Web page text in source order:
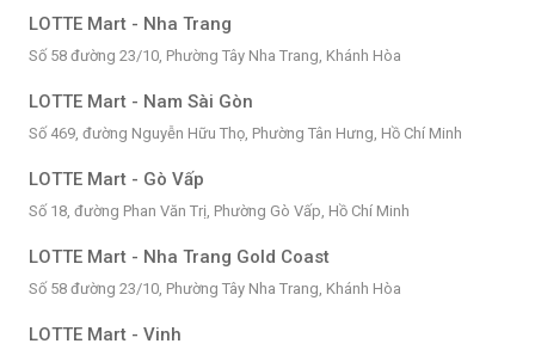
LOTTE Mart - Nha Trang
Số 58 đường 23/10, Phường Tây Nha Trang, Khánh Hòa
LOTTE Mart - Nam Sài Gòn
Số 469, đường Nguyễn Hữu Thọ, Phường Tân Hưng, Hồ Chí Minh
LOTTE Mart - Gò Vấp
Số 18, đường Phan Văn Trị, Phường Gò Vấp, Hồ Chí Minh
LOTTE Mart - Nha Trang Gold Coast
Số 58 đường 23/10, Phường Tây Nha Trang, Khánh Hòa
LOTTE Mart - Vinh